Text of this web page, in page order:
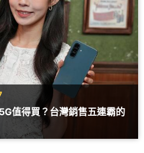
值得買？台灣銷售五連霸的